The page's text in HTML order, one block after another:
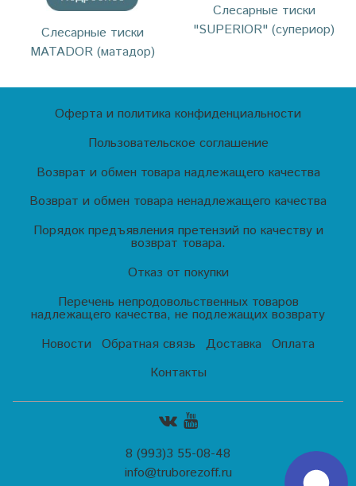
Слесарные тиски
MATADOR (матадор)
Слесарные тиски
"SUPERIOR" (супериор)
Оферта и политика конфиденциальности
Пользовательское соглашение
Возврат и обмен товара надлежащего качества
Возврат и обмен товара ненадлежащего качества
Порядок предъявления претензий по качеству и
возврат товара.
Отказ от покупки
Перечень непродовольственных товаров
надлежащего качества, не подлежащих возврату
Новости
Обратная связь Доставка
Оплата
Контакты
8 (993)3 55-08-48
info@truborezoff.ru